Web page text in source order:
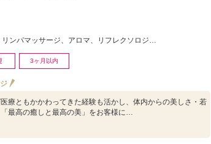
マ、リフレクソロジー、マッサージ、リラクゼーションその他、ボディケア・ボディマ…
3ヶ月以内
療ともかかわってきた経験も活かし、体内からの美しさ・若
最高の癒しと最高の美」をお客様に…